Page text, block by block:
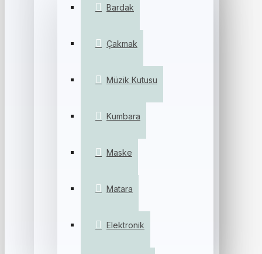
Bardak
Çakmak
Müzik Kutusu
Kumbara
Maske
Matara
Elektronik